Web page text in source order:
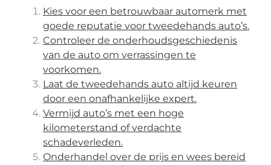
Kies voor een betrouwbaar automerk met
goede reputatie voor tweedehands auto’s.
Controleer de onderhoudsgeschiedenis
van de auto om verrassingen te
voorkomen.
Laat de tweedehands auto altijd keuren
door een onafhankelijke expert.
Vermijd auto’s met een hoge
kilometerstand of verdachte
schadeverleden.
Onderhandel over de prijs en wees bereid